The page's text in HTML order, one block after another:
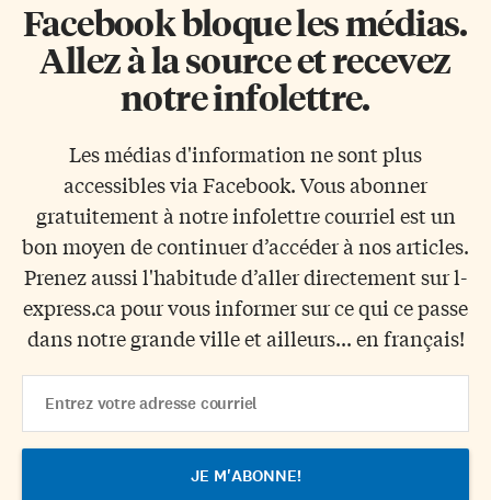
Facebook bloque les médias.
Allez à la source et recevez
notre infolettre.
Les médias d'information ne sont plus
accessibles via Facebook. Vous abonner
gratuitement à notre infolettre courriel est un
bon moyen de continuer d’accéder à nos articles.
Prenez aussi l'habitude d’aller directement sur l-
express.ca pour vous informer sur ce qui ce passe
dans notre grande ville et ailleurs... en français!
Address